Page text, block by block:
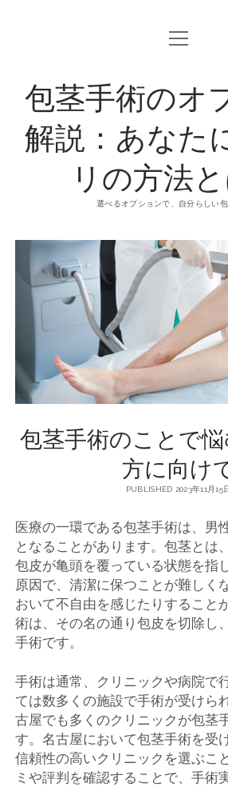
o
p
e
n
包茎手術のオ
解説：あなた
リの方法
選べるオプションで、自分らしい
包茎手術のことで
方に向け
PUBLISHED 2023年11月15
医療の一環である包茎手術は、男
となることがあります。 包茎とは
包皮が亀頭を覆っている状態を指
原因で、清潔に保つことが難しく
おいて不自由を感じたりすること
術は、その名の通り包皮を切除し
手術です。
手術は通常、クリニックや病院で
ては数多くの施設で手術が受けら
古屋でも多くのクリニックが包茎
す。名古屋において包茎手術を受
信頼性の高いクリニックを選ぶこ
ミや評判を確認することで、手術